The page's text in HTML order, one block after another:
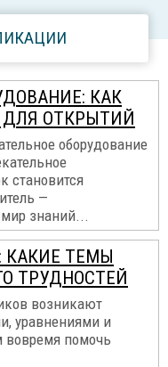
КАК
ДЛЯ ОТКРЫТИЙ
оборудование
становится
—
знаний...
КАКИЕ ТЕМЫ
ТРУДНОСТЕЙ
возникают
уравнениями и
вовремя помочь